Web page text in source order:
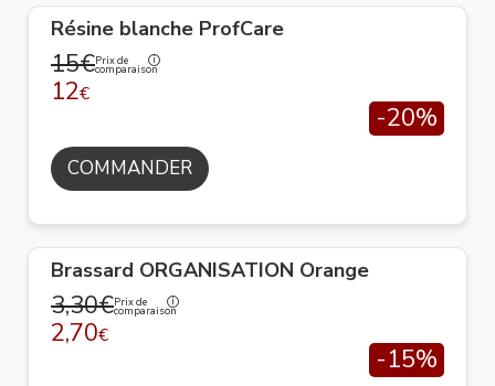
Résine blanche ProfCare
15€Prix de
comparaison
12€
-20%
COMMANDER
Brassard ORGANISATION Orange
3,30€Prix de
comparaison
2,70€
-15%